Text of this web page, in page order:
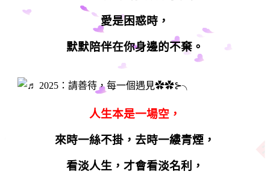
愛是困惑時，
默默陪伴在你身邊的不棄。
人生本是一場空，
來時一絲不掛，去時一縷青煙，
看淡人生，才會看淡名利，